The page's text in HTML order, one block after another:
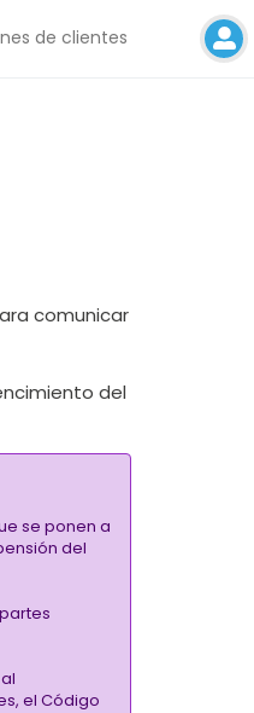
de clientes
comunicar
del
se ponen a
del
el Código